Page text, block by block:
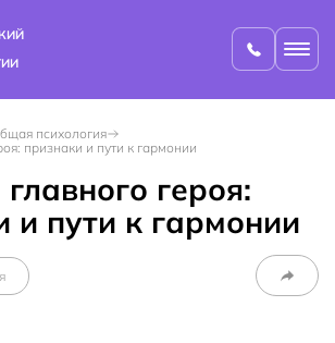
психология
признаки и пути к гармонии
героя:
и пути к гармонии